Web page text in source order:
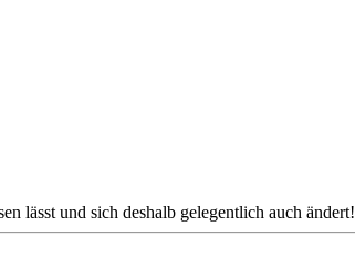
lässt und sich deshalb gelegentlich auch ändert!